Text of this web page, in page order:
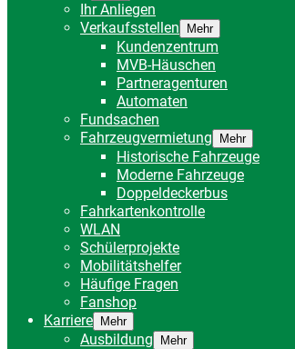
Ihr Anliegen
Verkaufsstellen
Mehr
Kundenzentrum
MVB-Häuschen
Partneragenturen
Automaten
Fundsachen
Fahrzeugvermietung
Mehr
Historische Fahrzeuge
Moderne Fahrzeuge
Doppeldeckerbus
Fahrkartenkontrolle
WLAN
Schülerprojekte
Mobilitätshelfer
Häufige Fragen
Fanshop
Karriere
Mehr
Ausbildung Mehr